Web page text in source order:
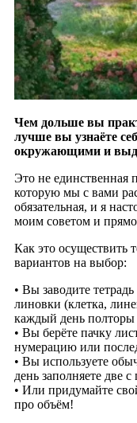
Чем дольше вы
лучше вы узнаёте
окружающими и
Это не единственная
которую мы с вами
обязательная, и я
моим советом и прямо
Как это осуществить
вариантов на выбор:
• Вы заводите
линовки (клетка,
каждый день полторы
• Вы берёте пачку
нумерацию или
• Вы используете
день заполняете две
• Или придумайте
про объём!